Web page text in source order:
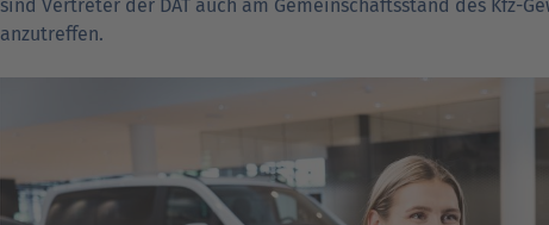
sind Vertreter der DAT auch am Gemeinschaftsstand des Kfz-
anzutreffen.